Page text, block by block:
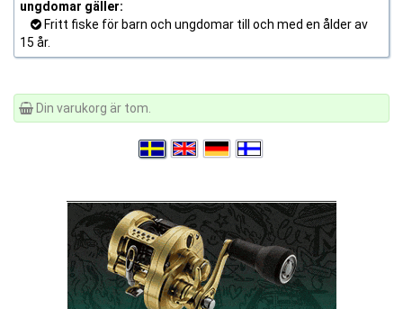
ungdomar gäller:
Fritt fiske för barn och ungdomar till och med en ålder av
15 år.
Din varukorg är tom.